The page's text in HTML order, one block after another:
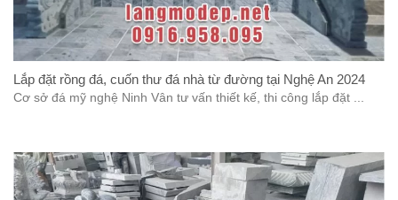
Lắp đặt rồng đá, cuốn thư đá nhà từ đường tại Nghệ An 2024
Cơ sở đá mỹ nghệ Ninh Vân tư vấn thiết kế, thi công lắp đặt ...